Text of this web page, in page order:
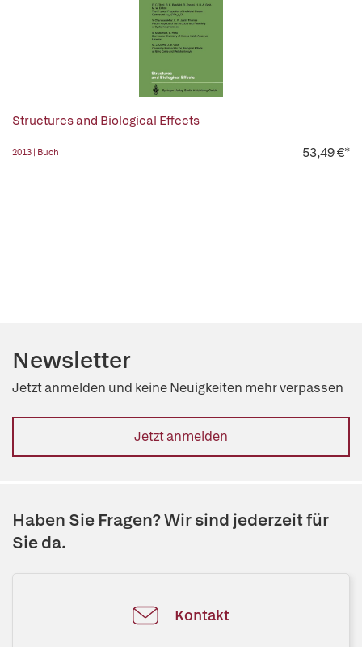
Structures and Biological Effects
2013 | Buch 53,49 €*
Newsletter
Jetzt anmelden und keine Neuigkeiten mehr verpassen
Jetzt anmelden
Haben Sie Fragen? Wir sind jederzeit für
Sie da.
Kontakt